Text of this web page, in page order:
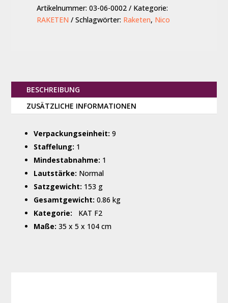
Artikelnummer:03-06-0002
Kategorie:
RAKETEN
Schlagwörter: Raketen, Nico
BESCHREIBUNG
ZUSÄTZLICHE INFORMATIONEN
Verpackungseinheit: 9
Staffelung: 1
Mindestabnahme: 1
Lautstärke: Normal
Satzgewicht: 153 g
Gesamtgewicht: 0.86 kg
Kategorie:
KAT F2
Maße: 35 x 5 x 104 cm